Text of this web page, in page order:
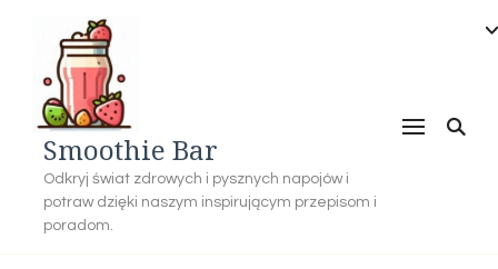
Smoothie Bar
Odkryj świat zdrowych i pysznych napojów i
potraw dzięki naszym inspirującym przepisom i
poradom.